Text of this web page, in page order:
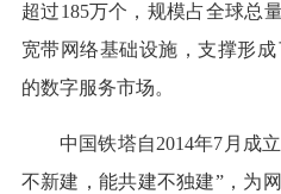
超过185万个，规模占全球总
宽带网络基础设施，支撑形
的数字服务市场。
中国铁塔自2014年7月成
不新建，能共建不独建”，为